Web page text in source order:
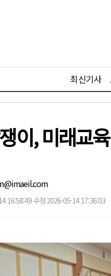
최신기사
이, 미래교
16:58:49 수정 2026-05-14 17:36:03